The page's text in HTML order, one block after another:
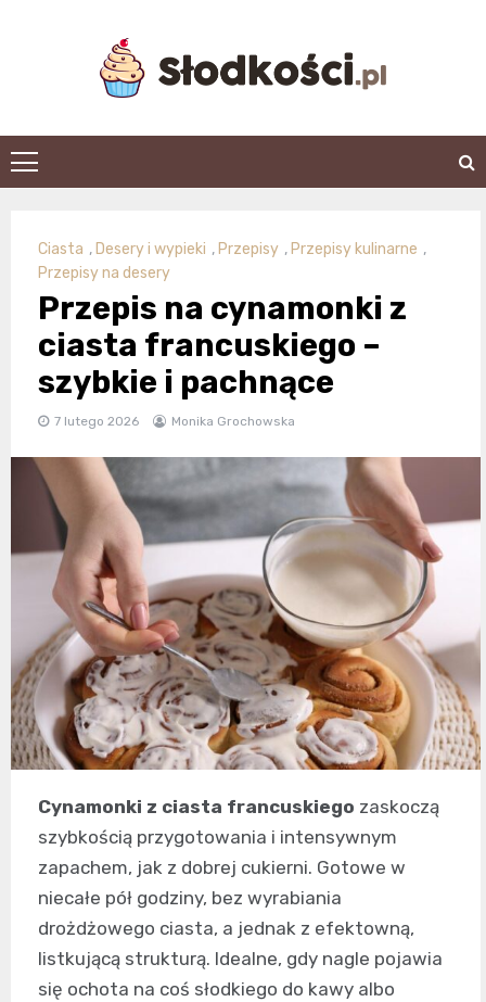
slodkosci.pl
Ciasta , Desery i wypieki , Przepisy , Przepisy kulinarne ,
Przepisy na desery
Przepis na cynamonki z
ciasta francuskiego –
szybkie i pachnące
7 lutego 2026 Monika Grochowska
Cynamonki z ciasta francuskiego zaskoczą
szybkością przygotowania i intensywnym
zapachem, jak z dobrej cukierni. Gotowe w
niecałe pół godziny, bez wyrabiania
drożdżowego ciasta, a jednak z efektowną,
listkującą strukturą. Idealne, gdy nagle pojawia
się ochota na coś słodkiego do kawy albo